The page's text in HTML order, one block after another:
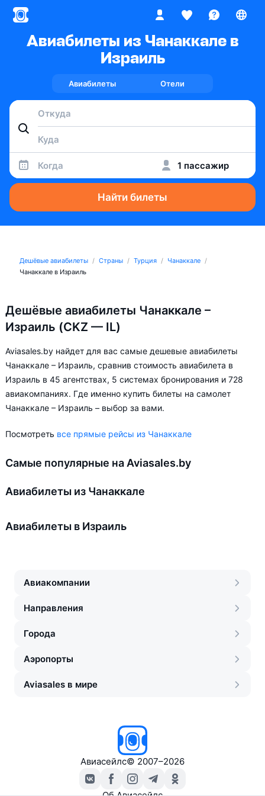
Авиабилеты из Чанаккале в
Израиль
Авиабилеты Отели
Когда 1 пассажир
Найти билеты
Дешёвые авиабилеты Страны Турция
Чанаккале
Чанаккале в Израиль
Дешёвые авиабилеты Чанаккале –
Израиль (CKZ — IL)
Aviasales.by найдет для вас самые дешевые авиабилеты
Чанаккале – Израиль, сравнив стоимость авиабилета в
Израиль в 45 агентствах, 5 системах бронирования и 728
авиакомпаниях. Где именно купить билеты на самолет
Чанаккале – Израиль – выбор за вами.
Посмотреть все прямые рейсы из Чанаккале
Самые популярные на Aviasales.by
Авиабилеты из Чанаккале
Авиабилеты в Израиль
Авиакомпании
Направления
Города
Аэропорты
Aviasales в мире
Авиасейлс© 2007–2026